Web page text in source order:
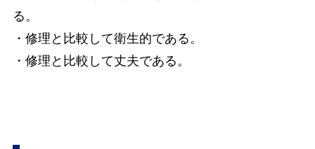
る。
・修理と比較して衛生的である。
・修理と比較して丈夫である。